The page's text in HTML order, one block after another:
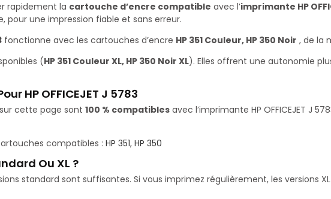
rapidement la cartouche d’encre compatible avec l’imprimante HP
une impression fiable et sans erreur.
fonctionne avec les cartouches d’encre HP 351 Couleur, HP 350 Noir , de la
(HP 351 Couleur XL, HP 350 Noir XL). Elles offrent une autonomie
HP OFFICEJET J 5783
cette page sont 100 % compatibles avec l’imprimante HP OFFICEJET J
compatibles : HP 351, HP 350
Ou XL ?
standard sont suffisantes. Si vous imprimez régulièrement, les